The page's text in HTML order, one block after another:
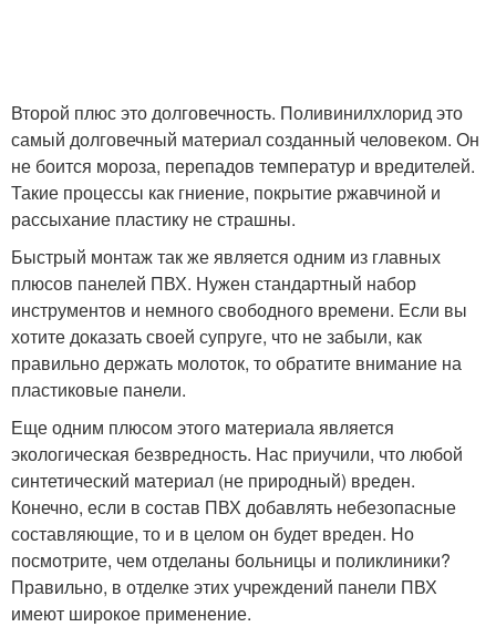
Второй плюс это долговечность. Поливинилхлорид это
самый долговечный материал созданный человеком. Он
не боится мороза, перепадов температур и вредителей.
Такие процессы как гниение, покрытие ржавчиной и
рассыхание пластику не страшны.
Быстрый монтаж так же является одним из главных
плюсов панелей ПВХ. Нужен стандартный набор
инструментов и немного свободного времени. Если вы
хотите доказать своей супруге, что не забыли, как
правильно держать молоток, то обратите внимание на
пластиковые панели.
Еще одним плюсом этого материала является
экологическая безвредность. Нас приучили, что любой
синтетический материал (не природный) вреден.
Конечно, если в состав ПВХ добавлять небезопасные
составляющие, то и в целом он будет вреден. Но
посмотрите, чем отделаны больницы и поликлиники?
Правильно, в отделке этих учреждений панели ПВХ
имеют широкое применение.